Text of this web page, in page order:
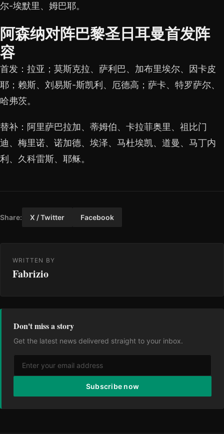
尔-埃默里、姆巴耶。
阿森纳对阵巴黎圣日耳曼首发阵
容
首发：拉亚；莫斯克拉、萨利巴、加布里埃尔、因卡皮
耶；赖斯、刘易斯-斯凯利、厄德高；萨卡、特罗萨尔、
哈弗茨。
替补：阿里萨巴拉加、蒂姆伯、卡拉菲奥里、祖比门
迪、梅里诺、诺加德、埃泽、马杜埃凯、道曼、马丁内
利、久科雷斯、耶稣。
Share: X / Twitter Facebook
WRITTEN BY
Fabrizio
Don't miss a story
Get the latest news delivered straight to your inbox.
Subscribe now